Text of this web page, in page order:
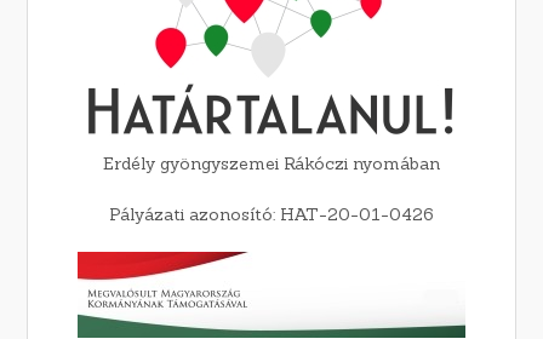
Erdély gyöngyszemei Rákóczi nyomában
Pályázati azonosító: HAT-20-01-0426